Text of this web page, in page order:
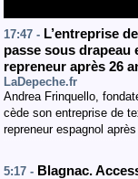
17:47 - L’entreprise
passe sous drapeau
repreneur après 26
LaDepeche.fr
Andrea Frinquello,
cède son entreprise de
repreneur espagnol
5:17 - Blagnac.